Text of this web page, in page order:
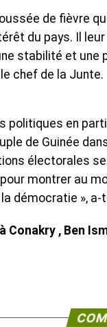
de fièvre
du pays. Il
stabilité et
chef de la Junte.
politiques en
de Guinée
électorales
montrer au
démocratie », a-
Conakry , Ben